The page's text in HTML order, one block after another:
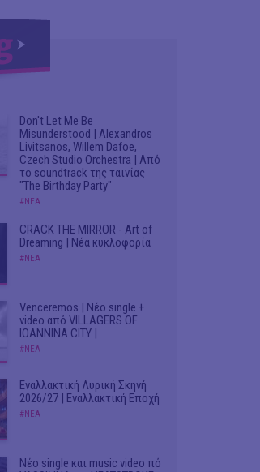
Don't Let Me Be
Misunderstood | Alexandros
Livitsanos, Willem Dafoe,
Czech Studio Orchestra | Από
το soundtrack της ταινίας
"The Birthday Party"
#ΝΕΑ
CRACK THE MIRROR - Art of
Dreaming | Νέα κυκλοφορία
#ΝΕΑ
Venceremos | Νέο single +
video από VILLAGERS OF
IOANNINA CITY |
#ΝΕΑ
Εναλλακτική Λυρική Σκηνή
2026/27 | Εναλλακτική Εποχή
#ΝΕΑ
Νέο single και music video πό